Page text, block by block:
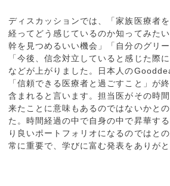
ディスカッションでは、「家族医療者
経ってどう感じているのか知ってみた
幹を見つめるいい機会」「自分のグリー
「今後、信念対立していると感じた際
などが上がりました。日本人の
「信頼できる医療者と過ごすこと」が
含まれると言います。担当医がその時
来たことに意味もあるのではないかと
た。時間経過の中で自身の中で昇華す
り良いポートフォリオになるのではと
常に重要で、学びに富む発表をありがと